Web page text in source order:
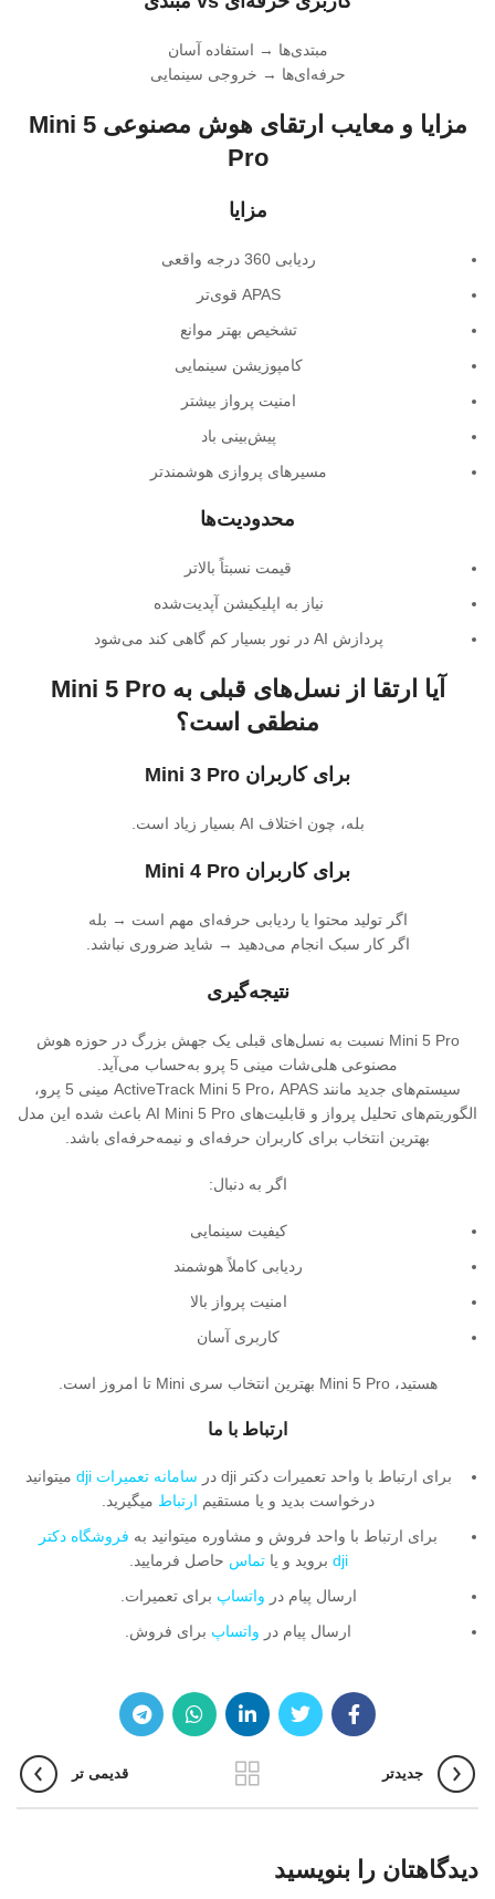
مبتدی‌ها → استفاده آسان
حرفه‌ای‌ها → خروجی سینمایی
مزایا و معایب ارتقای هوش مصنوعی Mini 5
Pro
مزایا
ردیابی 360 درجه واقعی
APAS قوی‌تر
تشخیص بهتر موانع
کامپوزیشن سینمایی
امنیت پرواز بیشتر
پیش‌بینی باد
مسیرهای پروازی هوشمندتر
محدودیت‌ها
قیمت نسبتاً بالاتر
نیاز به اپلیکیشن آپدیت‌شده
پردازش AI در نور بسیار کم گاهی کند می‌شود
آیا ارتقا از نسل‌های قبلی به Mini 5 Pro
منطقی است؟
برای کاربران Mini 3 Pro
بله، چون اختلاف AI بسیار زیاد است.
برای کاربران Mini 4 Pro
اگر تولید محتوا یا ردیابی حرفه‌ای مهم است → بله
اگر کار سبک انجام می‌دهید → شاید ضروری نباشد.
نتیجه‌گیری
Mini 5 Pro نسبت به نسل‌های قبلی یک جهش بزرگ در حوزه هوش
مصنوعی هلی‌شات مینی 5 پرو به‌حساب می‌آید.
سیستم‌های جدید مانند ActiveTrack Mini 5 Pro، APAS مینی 5 پرو،
الگوریتم‌های تحلیل پرواز و قابلیت‌های AI Mini 5 Pro باعث شده این مدل
بهترین انتخاب برای کاربران حرفه‌ای و نیمه‌حرفه‌ای باشد.
اگر به دنبال:
کیفیت سینمایی
ردیابی کاملاً هوشمند
امنیت پرواز بالا
کاربری آسان
هستید، Mini 5 Pro بهترین انتخاب سری Mini تا امروز است.
ارتباط با ما
برای ارتباط با واحد تعمیرات دکتر dji در سامانه تعمیرات dji
میتوانید
درخواست بدید و یا مستقیم ارتباط میگیرید.
برای ارتباط با واحد فروش و مشاوره میتوانید به فروشگاه دکتر
dji بروید و یاتماس حاصل فرمایید.
ارسال پیام در واتساپ برای تعمیرات.
ارسال پیام در واتساپ برای فروش.
جدیدتر قدیمی تر
دیدگاهتان را بنویسید